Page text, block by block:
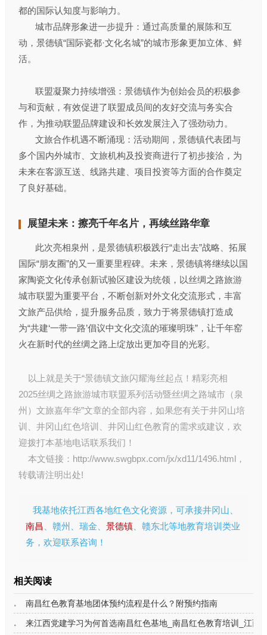
都的国际认知度与影响力。
城市品牌形象进一步提升：通过高质量的展陈和互
动，景德镇“国际瓷都·文化名城”的城市形象更加立体、鲜
活。
联盟凝聚力持续增强：景德镇作为创始会员的积极参
与和贡献，有效促进了联盟成员间的友好交流与务实合
作，为推动联盟品牌建设和长效发展注入了强劲动力。
文旅合作机遇不断涌现：活动期间，景德镇代表团与
多个国内外城市、文旅机构及投资商进行了初步接洽，为
未来在客源互送、线路共建、项目投资等方面的合作奠定
了良好基础。
展望未来：擦亮千年名片，再续丝路华章
此次亮相泉州，是景德镇积极践行“走出去”战略、拓展
国际“朋友圈”的又一重要里程碑。未来，景德镇将继续以国
家陶瓷文化传承创新试验区建设为统领，以丝绸之路旅游
城市联盟为重要平台，不断创新对外文化交流形式，丰富
文旅产品供给，提升服务品质，致力于将景德镇打造成
为“共建‘一带一路’倡议中文化交流的璀璨明珠”，让千年窑
火在新时代的丝绸之路上绽放出更加夺目的光彩。
以上就是关于“景德镇文旅闪耀海丝起点！精彩亮相
2025丝绸之路旅游城市联盟系列活动暨丝绸之路城市（泉
州）文旅嘉年华”文章的全部内容，如果您有关于井冈山培
训
井冈山红色培训 井冈山红色教育的需求或建议，欢
迎拨打本基地电话联系我们！
本文链接： http://www.swgbpx.com/jx/xd11/1496.html，
转载请注明出处!
我基地依托江西各地红色文化资源，可承接井冈山、
南昌
、赣州、瑞金、 景德镇、赣东北等地教育培训类业
务，欢迎联系咨询！
相关阅读
南昌红色教育基地团体预约流程是什么？附预约指南
来江西党建学习为何首选南昌红色基地_南昌红色教育培训_江西